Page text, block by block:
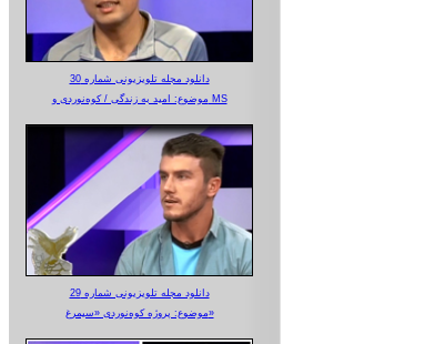
دانلود مجله تلویزیونی شماره 30
موضوع: امید به زندگی / کوه‌نوردی و MS
دانلود مجله تلویزیونی شماره 29
موضوع: پروژه کوه‌نوردی «سیمرغ»